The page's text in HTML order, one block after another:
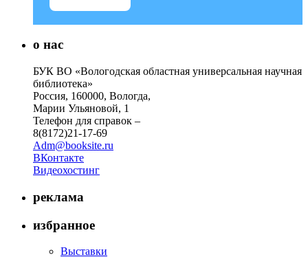
о нас
БУК ВО «Вологодская областная универсальная научная
библиотека»
Россия, 160000, Вологда,
Марии Ульяновой, 1
Телефон для справок –
8(8172)21-17-69
Adm@booksite.ru
ВКонтакте
Видеохостинг
реклама
избранное
Выставки